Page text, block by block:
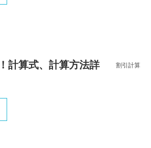
割引計算
計算式、計算方法詳